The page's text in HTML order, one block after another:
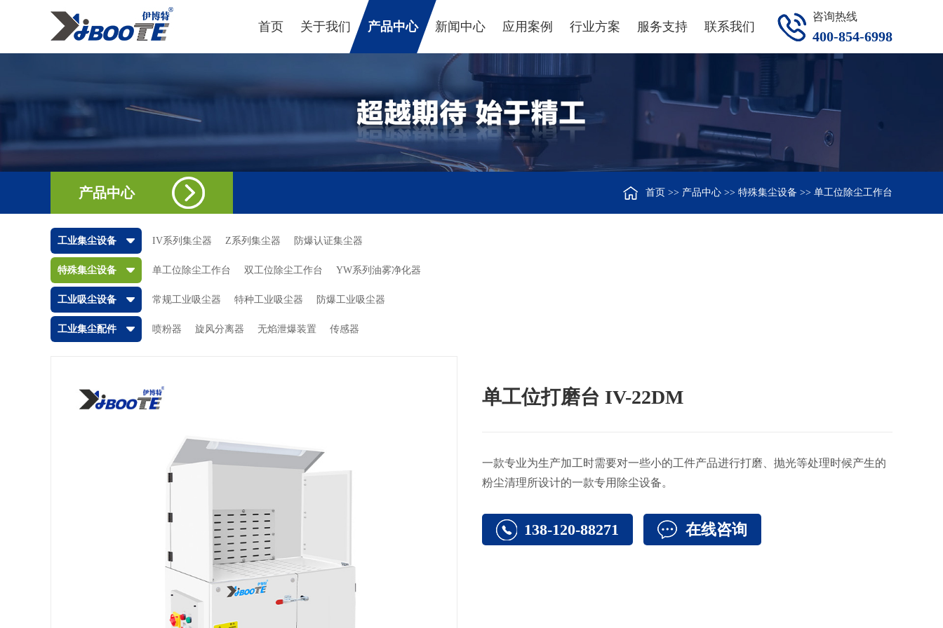
咨询热线
400-854-6998
首页 关于我们 产品中心 新闻中心 应用案例 行业方案 服务支持 联系我们
产品中心 首页 >> 产品中心 >> 特殊集尘设备 >> 单工位除尘工作台
工业集尘设备 IV系列集尘器 Z系列集尘器 防爆认证集尘器
特殊集尘设备 单工位除尘工作台 双工位除尘工作台 YW系列油雾净化器
工业吸尘设备 常规工业吸尘器 特种工业吸尘器 防爆工业吸尘器
工业集尘配件 喷粉器 旋风分离器 无焰泄爆装置 传感器
单工位打磨台 IV-22DM
一款专业为生产加工时需要对一些小的工件产品进行打磨、抛光等处理时候产生的
粉尘清理所设计的一款专用除尘设备。
138-120-88271 在线咨询